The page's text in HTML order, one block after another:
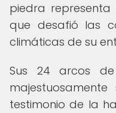
piedra
que desafió las
climáticas de su
Sus 24 arcos
testimonio de la